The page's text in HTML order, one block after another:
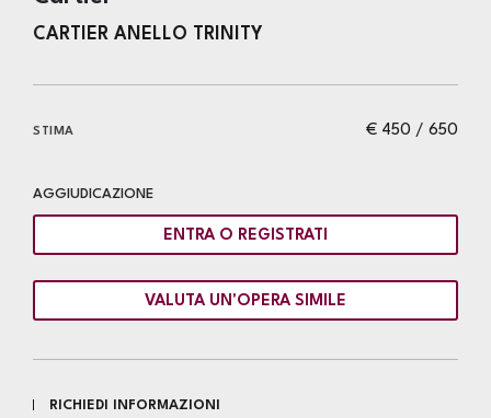
CARTIER ANELLO TRINITY
€ 450 / 650
STIMA
AGGIUDICAZIONE
ENTRA O REGISTRATI
VALUTA UN'OPERA SIMILE
RICHIEDI INFORMAZIONI